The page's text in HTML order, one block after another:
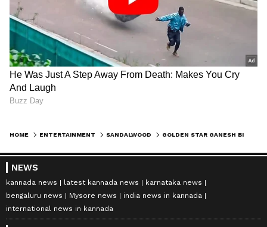
HOME ENTERTAINMENT SANDALWOOD
NEWS
kannada news latest kannada news
karnataka news
bengaluru news
Mysore news
india news in kannada
international news in kannada